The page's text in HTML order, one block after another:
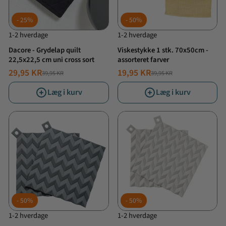
25%
1-2 hverdage
Dacore - Grydelap quilt
22,5x22,5 cm uni cross sort
NORMALPRIS
39,95 KR
TILBUDSPRIS
29,95 KR
Læg i kurv
50%
1-2 hverdage
Viskestykke 1 stk. 70x50cm -
assorteret farver
NORMALPRIS
39,95 KR
TILBUDSPRIS
19,95 KR
Læg i kurv
50%
1-2 hverdage
50%
1-2 hverdage